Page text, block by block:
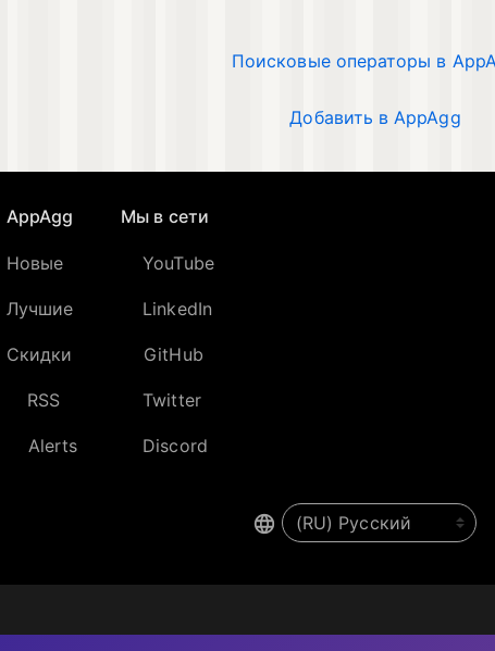
Поисковые операторы в
Добавить в AppAgg
AppAgg
Новые
Лучшие
Скидки
RSS
Alerts
Мы в сети
YouTube
LinkedIn
GitHub
Twitter
Discord